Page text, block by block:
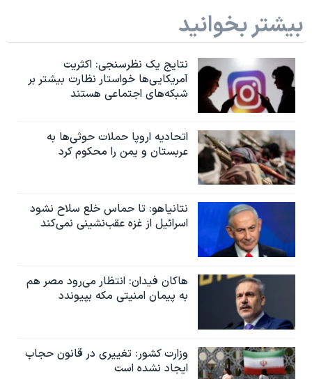
نرگس محمدی برنده جایزه نوبل صلح
صفحه‌های ویژه
سفر پرزیدنت ترامپ به چین
بیشتر بخوانید
نتایج یک نظرسنجی: اکثریت
آمریکایی‌ها خواستار نظارت بیشتر بر
شبکه‌های اجتماعی هستند
اتحادیه اروپا حملات حوثی‌ها به
عربستان و یمن را محکوم کرد
نتانیاهو: تا حماس خلع سلاح نشود
اسرائیل از غزه عقب‌نشینی نمی‌کند
هاکان فیدان: انتظار می‌رود مصر هم
به پیمان امنیتی مکه بپیوندد
وزارت کشور: تغییری در قانون حجاب
ایجاد نشده است